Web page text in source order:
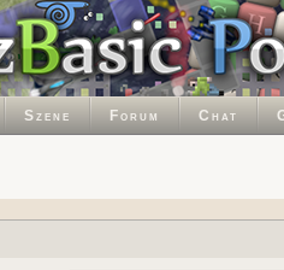
Szene Forum Chat